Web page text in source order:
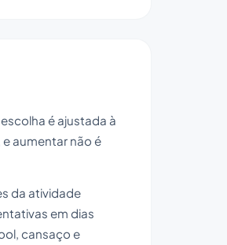
é ajustada à
aumentar não é
da atividade
em dias
cansaço e